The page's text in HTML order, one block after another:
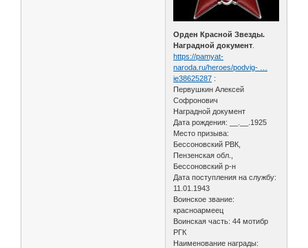
Орден Красной Звезды.
Наградной документ
https://pamyat-
naroda.ru/heroes/podvig- …
ie38625287 :
Первушкин Алексей
Софронович
Наградной документ
Дата рождения: __.__.1925
Место призыва:
Бессоновский РВК,
Пензенская обл.,
Бессоновский р-н
Дата поступления на службу:
11.01.1943
Воинское звание:
красноармеец
Воинская часть: 44 мотибр
РГК
Наименование награды: